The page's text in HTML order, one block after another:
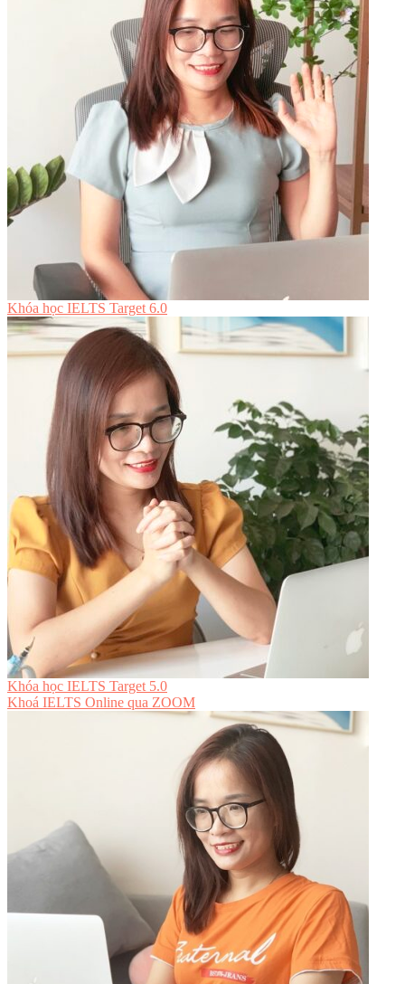
Khóa học IELTS Target 6.0
Khóa học IELTS Target 5.0
Khoá IELTS Online qua ZOOM